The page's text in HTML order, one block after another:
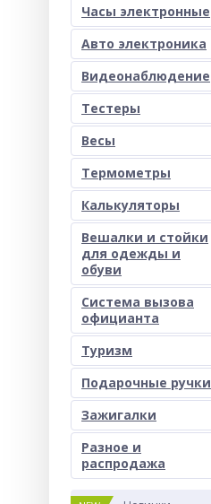
Часы электронные
Авто электроника
Видеонаблюдение
Тестеры
Весы
Термометры
Калькуляторы
Вешалки и стойки
для одежды и
обуви
Система вызова
официанта
Туризм
Подарочные ручки
Зажигалки
Разное и
раcпродажа